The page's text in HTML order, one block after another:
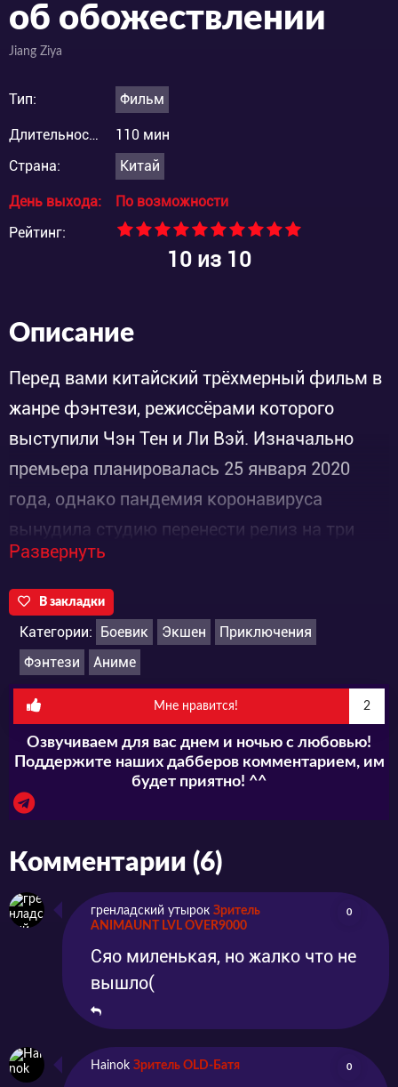
об обожествлении
Jiang Ziya
Тип: Фильм
Длительность:
110 мин
Страна:
Китай
День выхода:
По возможности
Рейтинг:
10из 10
Описание
Перед вами китайский трёхмерный фильм в
жанре фэнтези, режиссёрами которого
выступили Чэн Тен и Ли Вэй. Изначально
премьера планировалась 25 января 2020
года, однако пандемия коронавируса
вынудила студию перенести релиз на три
месяца.
Фильм повествует историю из жизни
мифологического персонажа Цзян Цзя,
популярного среди последователей
даосизма, к которым он, согласно
сказаниям, относился и сам. Сюжет в
значительной степени опирается на
литературную версию древнего мифа,
Мин (XIV-XVII вв) в виде романа. Считается,
что автором произведения был писатель
Сюй Чжунлиню (умер в 1560 году). Одно из
самых значительных расхождений с
первоисточником – возраст главного героя и
его мотивы. В оригинальном романе это
семидесятидвухлетний мужчина, который
помогает правителям королевства Сици
Развернуть
В закладки
Категории: Боевик Экшен
Приключения
Фэнтези
Аниме
Мне нравится! 2
Озвучиваем для вас днем и ночью с любовью!
Поддержите наших дабберов комментарием, им
будет приятно! ^^
Комментарии (6)
гренладский утырок Зритель
ANIMAUNT LVL OVER9000
0
Сяо миленькая, но жалко что не
вышло(
Hainok Зритель OLD-Батя 0